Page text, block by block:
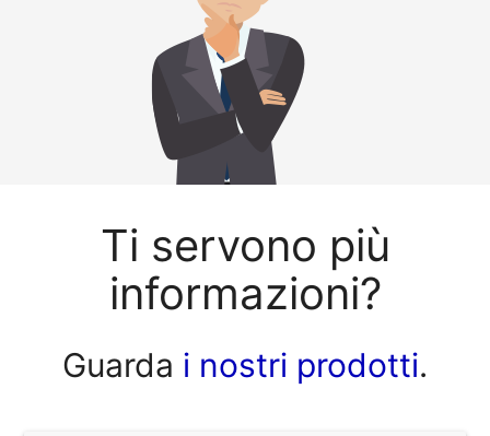
Ti servono più
informazioni?
Guarda i nostri prodotti.